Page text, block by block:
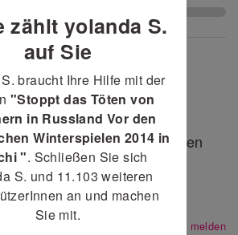
diese Petition erstellt, an folgende
Vladimir Putin
das Ermorden von
in Sotschi vor den
2012. Wir forderen
Tötung
(Aktualisiert 14 April 2015)
Als unangemessen melden
zählt yolanda S.
auf Sie
braucht Ihre Hilfe mit der
"Stoppt das Töten von
in Russland Vor den
Winterspielen 2014 in
". Schließen Sie sich
S. und 11.103 weiteren
an und machen
Sie mit.